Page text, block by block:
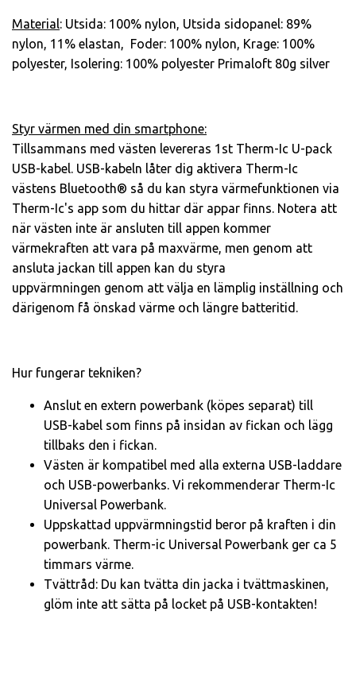
Material: Utsida: 100% nylon, Utsida sidopanel: 89%
nylon, 11% elastan, Foder: 100% nylon, Krage: 100%
polyester, Isolering: 100% polyester Primaloft 80g silver
Styr värmen med din smartphone:
Tillsammans med västen levereras 1st Therm-Ic U-pack
USB-kabel. USB-kabeln låter dig aktivera Therm-Ic
västens Bluetooth® så du kan styra värmefunktionen via
Therm-Ic's app som du hittar där appar finns. Notera att
när västen inte är ansluten till appen kommer
värmekraften att vara på maxvärme, men genom att
ansluta jackan till appen kan du styra
uppvärmningen genom att välja en lämplig inställning och
därigenom få önskad värme och längre batteritid.
Hur fungerar tekniken?
Anslut en extern powerbank (köpes separat) till
USB-kabel som finns på insidan av fickan och lägg
tillbaks den i fickan.
Västen är kompatibel med alla externa USB-laddare
och USB-powerbanks. Vi rekommenderar Therm-Ic
Universal Powerbank.
Uppskattad uppvärmningstid beror på kraften i din
powerbank. Therm-ic Universal Powerbank ger ca 5
timmars värme.
Tvättråd: Du kan tvätta din jacka i tvättmaskinen,
glöm inte att sätta på locket på USB-kontakten!